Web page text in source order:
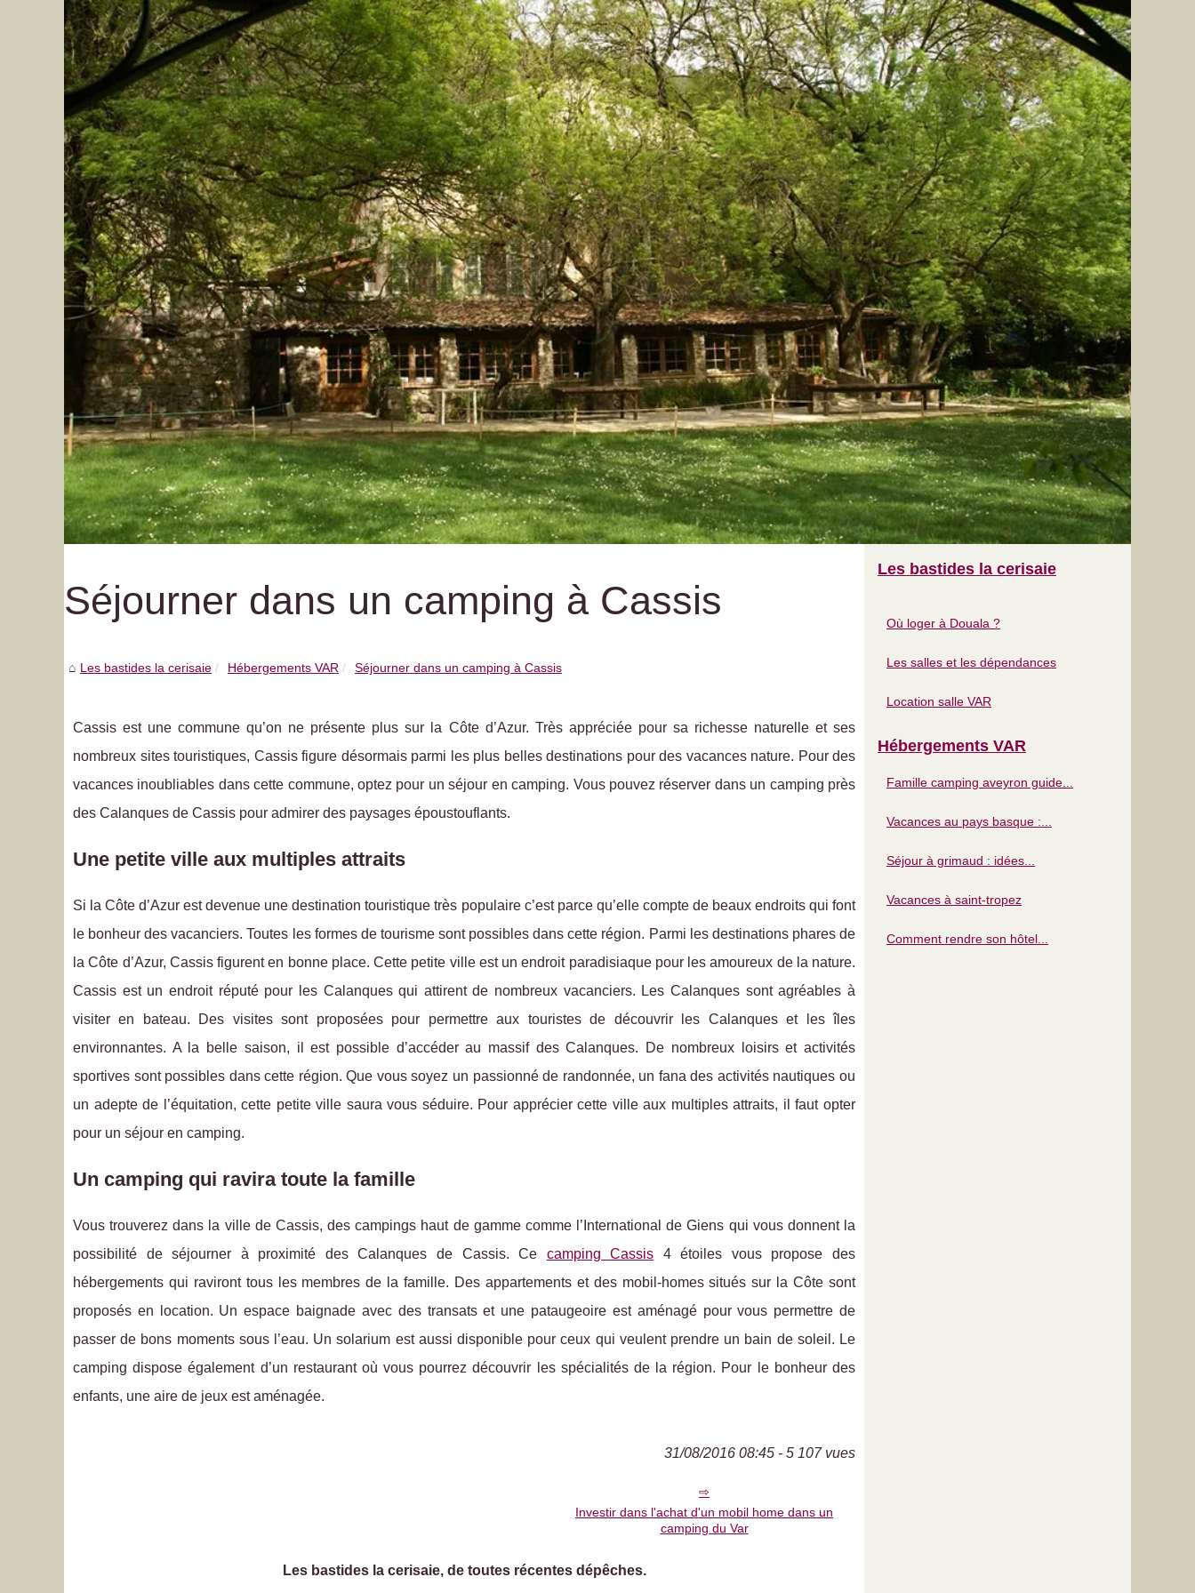
Séjourner dans un camping à Cassis
Les bastides la cerisaie Hébergements VAR Séjourner dans un camping à Cassis
Cassis est une commune qu’on ne présente plus sur la Côte d’Azur. Très appréciée pour sa richesse naturelle et ses
nombreux sites touristiques, Cassis figure désormais parmi les plus belles destinations pour des vacances nature. Pour des
vacances inoubliables dans cette commune, optez pour un séjour en camping. Vous pouvez réserver dans un camping près
des Calanques de Cassis pour admirer des paysages époustouflants.
Une petite ville aux multiples attraits
Si la Côte d’Azur est devenue une destination touristique très populaire c’est parce qu’elle compte de beaux endroits qui font
le bonheur des vacanciers. Toutes les formes de tourisme sont possibles dans cette région. Parmi les destinations phares de
la Côte d’Azur, Cassis figurent en bonne place. Cette petite ville est un endroit paradisiaque pour les amoureux de la nature.
Cassis est un endroit réputé pour les Calanques qui attirent de nombreux vacanciers. Les Calanques sont agréables à
visiter en bateau. Des visites sont proposées pour permettre aux touristes de découvrir les Calanques et les îles
environnantes. A la belle saison, il est possible d’accéder au massif des Calanques. De nombreux loisirs et activités
sportives sont possibles dans cette région. Que vous soyez un passionné de randonnée, un fana des activités nautiques ou
un adepte de l’équitation, cette petite ville saura vous séduire. Pour apprécier cette ville aux multiples attraits, il faut opter
pour un séjour en camping.
Un camping qui ravira toute la famille
Vous trouverez dans la ville de Cassis, des campings haut de gamme comme l’International de Giens qui vous donnent la
possibilité de séjourner à proximité des Calanques de Cassis. Ce camping Cassis 4 étoiles vous propose des
hébergements qui raviront tous les membres de la famille. Des appartements et des mobil-homes situés sur la Côte sont
proposés en location. Un espace baignade avec des transats et une pataugeoire est aménagé pour vous permettre de
passer de bons moments sous l’eau. Un solarium est aussi disponible pour ceux qui veulent prendre un bain de soleil. Le
camping dispose également d’un restaurant où vous pourrez découvrir les spécialités de la région. Pour le bonheur des
enfants, une aire de jeux est aménagée.
31/08/2016 08:45 - 5 107 vues
Investir dans l'achat d'un mobil home dans un
camping du Var
Les bastides la cerisaie, de toutes récentes dépêches.
Les bastides la cerisaie
Où loger à Douala ?
Les salles et les dépendances
Location salle VAR
Hébergements VAR
Famille camping aveyron guide...
Vacances au pays basque :...
Séjour à grimaud : idées...
Vacances à saint-tropez
Comment rendre son hôtel...